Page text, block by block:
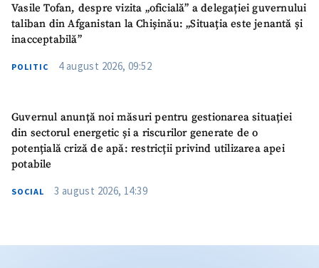
Vasile Tofan, despre vizita „oficială” a delegației guvernului
taliban din Afganistan la Chișinău: „Situația este jenantă și
inacceptabilă”
POLITIC 4 august 2026, 09:52
Guvernul anunță noi măsuri pentru gestionarea situației
din sectorul energetic și a riscurilor generate de o
potențială criză de apă: restricții privind utilizarea apei
potabile
SOCIAL 3 august 2026, 14:39